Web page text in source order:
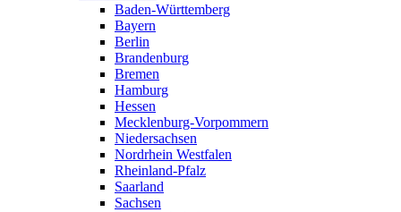
Baden-Württemberg
Bayern
Berlin
Brandenburg
Bremen
Hamburg
Hessen
Mecklenburg-Vorpommern
Niedersachsen
Nordrhein Westfalen
Rheinland-Pfalz
Saarland
Sachsen